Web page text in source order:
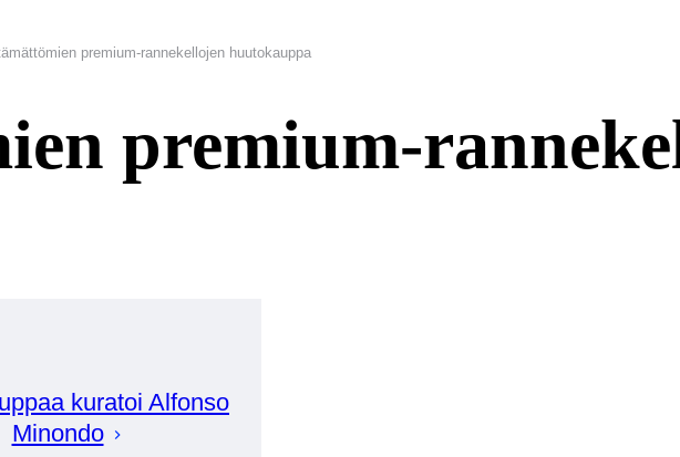
premium-rannekellojen huutokauppa
premium-
kuratoi Alfonso
Minondo